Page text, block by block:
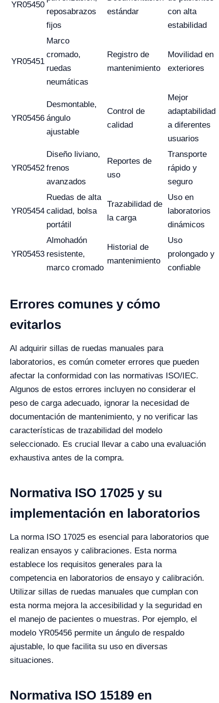
YR05450
reposabrazos
fijos
estándar
con alta
estabilidad
YR05451
Marco
cromado,
ruedas
neumáticas
Registro de
mantenimiento
Movilidad en
exteriores
YR05456
Desmontable,
ángulo
ajustable
Control de
calidad
Mejor
adaptabilidad
a diferentes
usuarios
YR05452
Diseño liviano,
frenos
avanzados
Reportes de
uso
Transporte
rápido y
seguro
YR05454
Ruedas de alta
calidad, bolsa
portátil
Trazabilidad de
la carga
Uso en
laboratorios
dinámicos
YR05453
Almohadón
resistente,
marco cromado
Historial de
mantenimiento
Uso
prolongado y
confiable
Errores comunes y cómo
evitarlos
Al adquirir sillas de ruedas manuales para
laboratorios, es común cometer errores que pueden
afectar la conformidad con las normativas ISO/IEC.
Algunos de estos errores incluyen no considerar el
peso de carga adecuado, ignorar la necesidad de
documentación de mantenimiento, y no verificar las
características de trazabilidad del modelo
seleccionado. Es crucial llevar a cabo una evaluación
exhaustiva antes de la compra.
Normativa ISO 17025 y su
implementación en laboratorios
La norma ISO 17025 es esencial para laboratorios que
realizan ensayos y calibraciones. Esta norma
establece los requisitos generales para la
competencia en laboratorios de ensayo y calibración.
Utilizar sillas de ruedas manuales que cumplan con
esta norma mejora la accesibilidad y la seguridad en
el manejo de pacientes o muestras. Por ejemplo, el
modelo YR05456 permite un ángulo de respaldo
ajustable, lo que facilita su uso en diversas
situaciones.
Normativa ISO 15189 en